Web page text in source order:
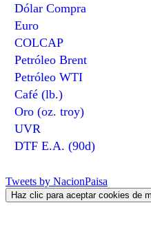
Dólar Compra
Euro
COLCAP
Petróleo Brent
Petróleo WTI
Café (lb.)
Oro (oz. troy)
UVR
DTF E.A. (90d)
Tweets by NacionPaisa
Haz clic para aceptar cookies de